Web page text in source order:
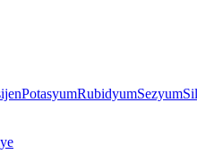
PotasyumRubidyumSezyum